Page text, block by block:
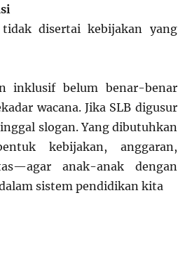
disertai kebijakan yang
inklusif belum benar-benar
wacana. Jika SLB digusur
slogan. Yang dibutuhkan
kebijakan, anggaran,
anak-anak dengan
sistem pendidikan kita